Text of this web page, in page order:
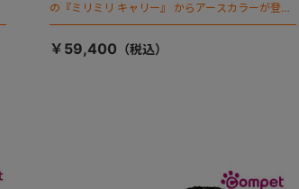
の『ミリミリ キャリー』 からアースカラーが登
場！
￥59,400